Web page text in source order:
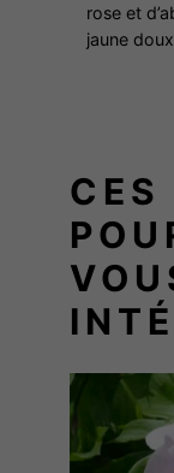
E
rose et
jaune
CES